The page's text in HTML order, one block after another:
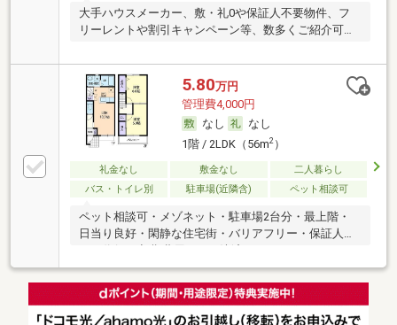
大手ハウスメーカー、敷・礼0や保証人不要物件、フ
リーレントや割引キャンペーン等、数多くご紹介可能
5.80万円
管理費4,000円
なし
なし
1階 / 2LDK（56m2）
礼金なし 敷金なし
二人暮らし
バス・トイレ別
駐車場(近隣含) ペット相談可
ペット相談可・メゾネット・駐車場2台分・最上階・
日当り良好・閑静な住宅街・バリアフリー・保証人不
要／代行 ・初期費用カード決済可